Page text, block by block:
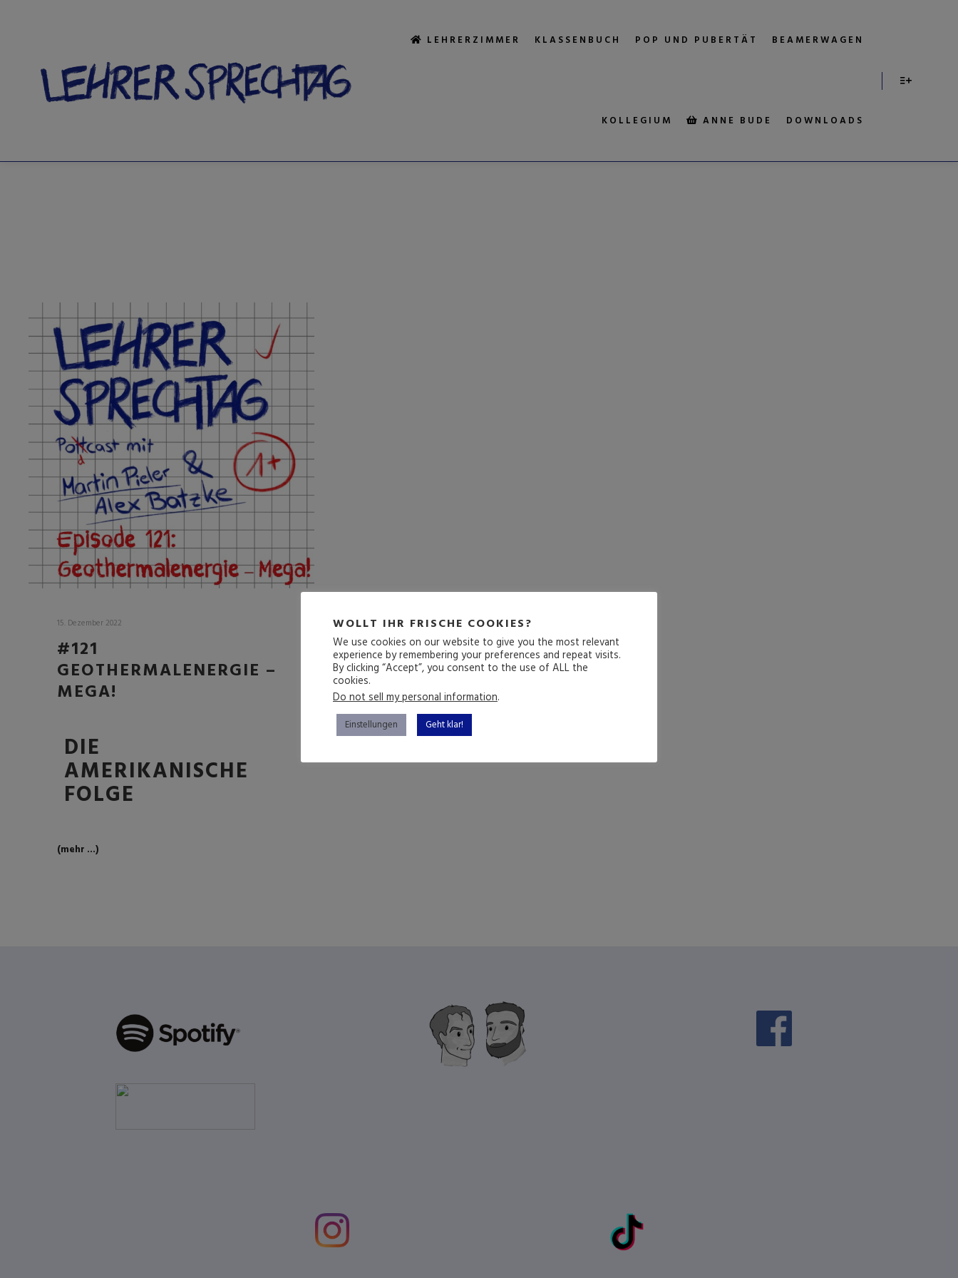
LEHRERZIMMER KLASSENBUCH POP UND PUBERTÄT BEAMERWAGEN
KOLLEGIUM ANNE BUDE DOWNLOADS
SCHLAGWORTARCHIV:ISLAND
15. Dezember 2022
#121
GEOTHERMALENERGIE –
MEGA!
DIE
AMERIKANISCHE
FOLGE
(mehr …)
WOLLT IHR FRISCHE COOKIES?
We use cookies on our website to give you the most relevant
experience by remembering your preferences and repeat visits.
By clicking “Accept”, you consent to the use of ALL the
cookies.
Do not sell my personal information.
Einstellungen Geht klar!